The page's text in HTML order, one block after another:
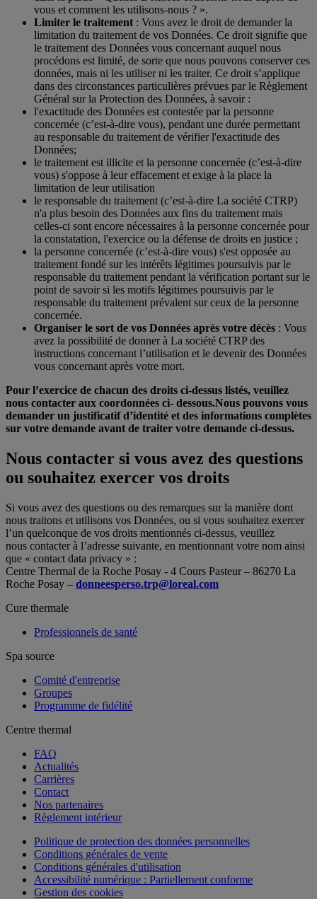
vous et comment les utilisons-nous ? ».
Limiter le traitement : Vous avez le droit de demander la
limitation du traitement de vos Données. Ce droit signifie que
le traitement des Données vous concernant auquel nous
procédons est limité, de sorte que nous pouvons conserver ces
données, mais ni les utiliser ni les traiter. Ce droit s’applique
dans des circonstances particulières prévues par le Règlement
Général sur la Protection des Données, à savoir :
l'exactitude des Données est contestée par la personne
concernée (c’est-à-dire vous), pendant une durée permettant
au responsable du traitement de vérifier l'exactitude des
Données;
le traitement est illicite et la personne concernée (c’est-à-dire
vous) s'oppose à leur effacement et exige à la place la
limitation de leur utilisation
le responsable du traitement (c’est-à-dire La société CTRP)
n'a plus besoin des Données aux fins du traitement mais
celles-ci sont encore nécessaires à la personne concernée pour
la constatation, l'exercice ou la défense de droits en justice ;
la personne concernée (c’est-à-dire vous) s'est opposée au
traitement fondé sur les intérêts légitimes poursuivis par le
responsable du traitement pendant la vérification portant sur le
point de savoir si les motifs légitimes poursuivis par le
responsable du traitement prévalent sur ceux de la personne
concernée.
Organiser le sort de vos Données après votre décès : Vous
avez la possibilité de donner à La société CTRP des
instructions concernant l’utilisation et le devenir des Données
vous concernant après votre mort.
Pour l’exercice de chacun des droits ci-dessus listés, veuillez
nous contacter aux coordonnées ci- dessous.Nous pouvons vous
demander un justificatif d’identité et des informations complètes
sur votre demande avant de traiter votre demande ci-dessus.
Nous contacter si vous avez des questions
ou souhaitez exercer vos droits
Si vous avez des questions ou des remarques sur la manière dont
nous traitons et utilisons vos Données, ou si vous souhaitez exercer
l’un quelconque de vos droits mentionnés ci-dessus, veuillez
nous contacter à l’adresse suivante, en mentionnant votre nom ainsi
que « contact data privacy » :
Centre Thermal de la Roche Posay - 4 Cours Pasteur – 86270 La
Roche Posay – donneesperso.trp@loreal.com
Cure thermale
Professionnels de santé
Spa source
Comité d'entreprise
Groupes
Programme de fidélité
Centre thermal
FAQ
Actualités
Carrières
Contact
Nos partenaires
Règlement intérieur
Politique de protection des données personnelles
Conditions générales de vente
Conditions générales d'utilisation
Accessibilité numérique : Partiellement conforme
Gestion des cookies